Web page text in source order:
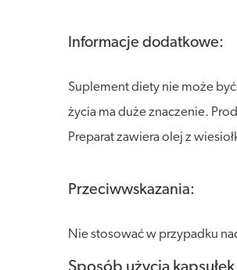
Informacje dodatkowe:
Suplement diety nie może
życia ma duże znaczenie.
Preparat zawiera olej z
Przeciwwskazania:
Nie stosować w przypadku